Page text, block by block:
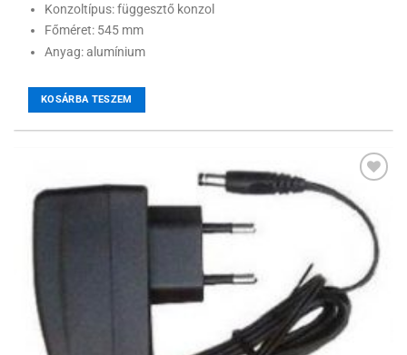
Konzoltípus: függesztő konzol
Főméret: 545 mm
Anyag: alumínium
KOSÁRBA TESZEM
Hozzáadás a
kívánságlistához